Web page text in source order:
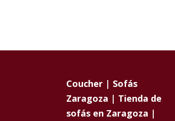
Coucher | Sofás
Zaragoza | Tienda de
sofás en Zaragoza |